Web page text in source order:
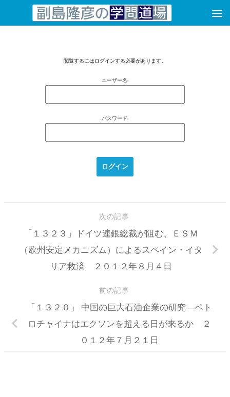
コンテンツへスキップ
閲覧するにはログインする必要があります。
ユーザー名:
パスワード:
次の記事
「１３２３」ドイツ連銀総裁が阻む、ＥＳＭ
（欧州安定メカニズム）によるスペイン・イタ
リア救済 ２０１２年８月４日
前の記事
「１３２０」 中国の巨大石油企業の研究―ペト
ロチャイナはエクソンを超える日が来るか ２
０１２年７月２１日